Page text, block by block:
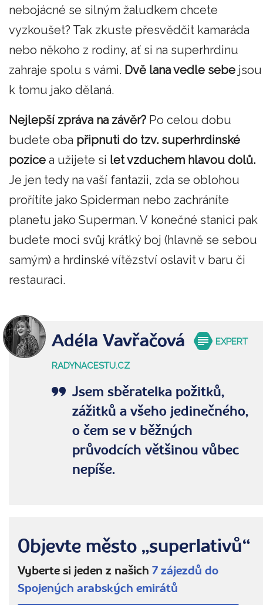
nebojácné se silným žaludkem chcete
vyzkoušet? Tak zkuste přesvědčit kamaráda
nebo někoho z rodiny, ať si na superhrdinu
zahraje spolu s vámi. Dvě lana vedle sebe jsou
k tomu jako dělaná.
Nejlepší zpráva na závěr? Po celou dobu
budete oba připnuti do tzv. superhrdinské
pozice a užijete si let vzduchem hlavou dolů.
Je jen tedy na vaší fantazii, zda se oblohou
prořítíte jako Spiderman nebo zachráníte
planetu jako Superman. V konečné stanici pak
budete moci svůj krátký boj (hlavně se sebou
samým) a hrdinské vítězství oslavit v baru či
restauraci.
Adéla Vavřačová EXPERT
RADYNACESTU.CZ
Jsem sběratelka požitků,
zážitků a všeho jedinečného,
o čem se v běžných
průvodcích většinou vůbec
nepíše.
Objevte město „superlativů“
Vyberte si jeden z našich 7 zájezdů do
Spojených arabských emirátů